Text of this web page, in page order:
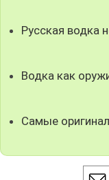
Русская водка
Водка как
Самые